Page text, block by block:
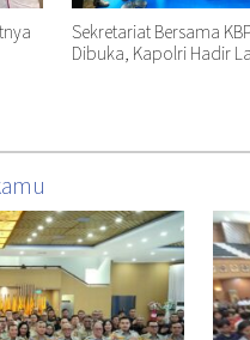
Sekretariat Bersama
Dibuka, Kapolri Hadir